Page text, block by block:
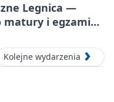
Legnica —
i egzaminu
Kolejne wydarzenia